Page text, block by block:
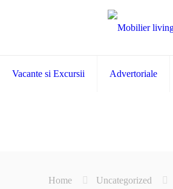
Vacante si Excursii Advertoriale
Home Uncategorized